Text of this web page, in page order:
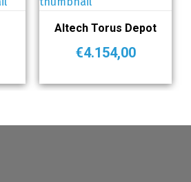
Altech Torus Depot
€4.154,00